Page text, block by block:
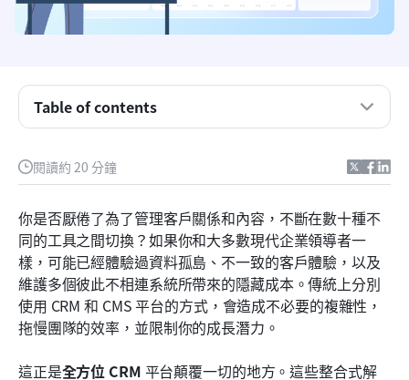
閱讀約 20 分鐘
你是否厭倦了為了管理客戶關係和內容，不斷在數十種不
同的工具之間切換？如果你和大多數現代企業領導者一
樣，可能已經體驗過資料孤島、不一致的客戶體驗，以及
維護多個彼此不相連系統所帶來的隱藏成本。傳統上分別
使用 CRM 和 CMS 平台的方式，會造成不必要的複雜性，
拖慢團隊的效率，並限制你的成長潛力。
這正是全方位 CRM 平台顛覆一切的地方。這些整合式解
Table of contents
什麼是全方位CRM，以及你為什麼需要它？
為什麼 Lark 是最好的全方位 CRM 選擇？
在全方位 CRM 解決方案中需要關注的關鍵功能
實施您的全方位 CRM 策略
結論
常見問題